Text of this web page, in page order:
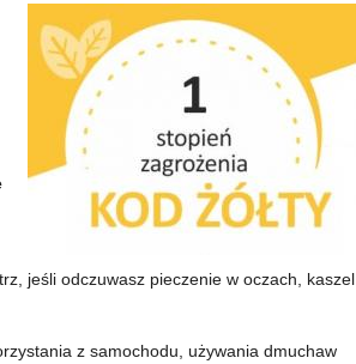
jeśli odczuwasz pieczenie w oczach, kaszel
z samochodu, używania dmuchaw